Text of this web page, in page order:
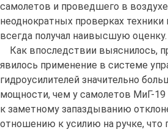
самолетов и проведшего в
неоднократных проверках техники
всегда получал наивысшую оценку.
Как впоследствии выяснилось,
явилось применение в системе
гидроусилителей значительно
мощности, чем у самолетов МиГ-
к заметному запаздыванию
отношению к усилию на ручке, что